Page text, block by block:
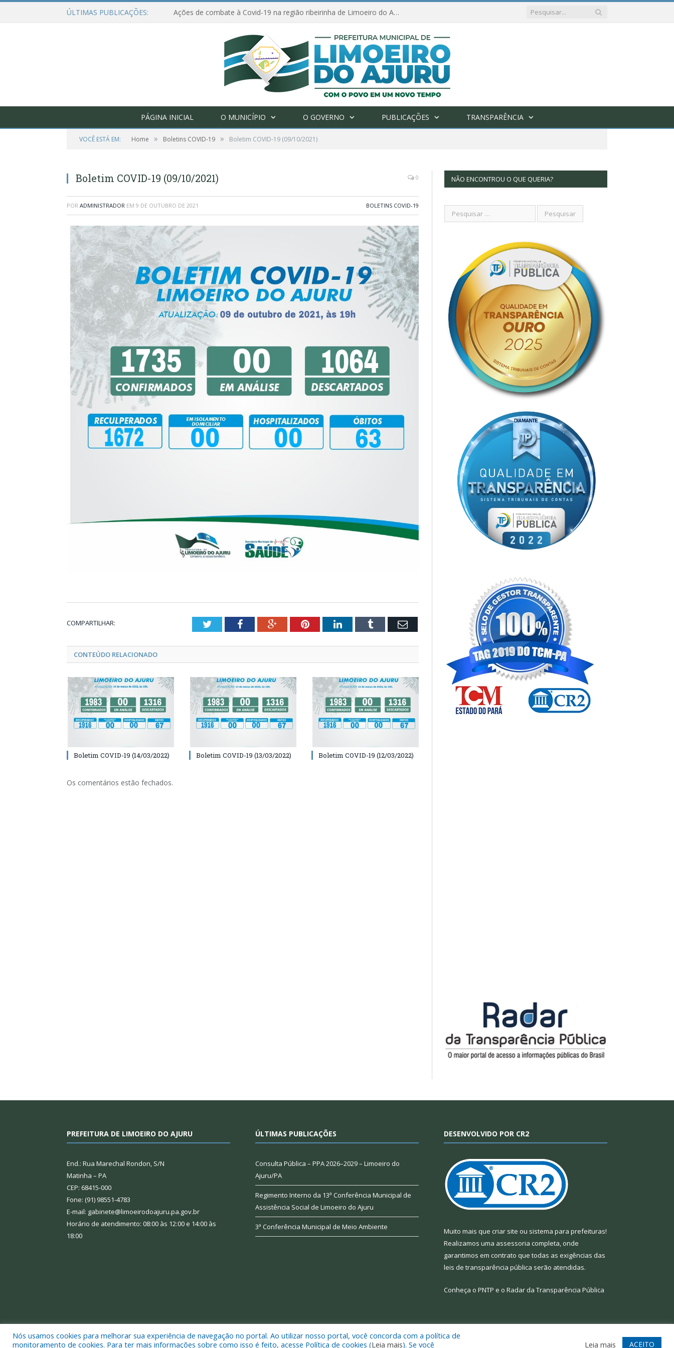
ÚLTIMAS PUBLICAÇÕES: Ações de combate à Covid-19 na região ribeirinha de Limoeiro do Ajuru continuam
PÁGINA INICIAL O MUNICÍPIO O GOVERNO PUBLICAÇÕES TRANSPARÊNCIA
VOCÊ ESTÁ EM: Home » Boletins COVID-19 » Boletim COVID-19 (09/10/2021)
Boletim COVID-19 (09/10/2021) 0
POR ADMINISTRADOR EM 9 DE OUTUBRO DE 2021 BOLETINS COVID-19
COMPARTILHAR: TwitterFacebookGoogle+PinterestLinkedInTumblr Email
CONTEÚDO RELACIONADO
Boletim COVID-19 (14/03/2022) Boletim COVID-19 (13/03/2022) Boletim COVID-19 (12/03/2022)
Os comentários estão fechados.
NÃO ENCONTROU O QUE QUERIA?
PREFEITURA DE LIMOEIRO DO AJURU
End.: Rua Marechal Rondon, S/N
Matinha – PA
CEP: 68415-000
Fone: (91) 98551-4783
E-mail: gabinete@limoeirodoajuru.pa.gov.br
Horário de atendimento: 08:00 às 12:00 e 14:00 às
18:00
ÚLTIMAS PUBLICAÇÕES
Consulta Pública – PPA 2026–2029 – Limoeiro do
Ajuru/PA
Regimento Interno da 13ª Conferência Municipal de
Assistência Social de Limoeiro do Ajuru
3ª Conferência Municipal de Meio Ambiente
DESENVOLVIDO POR CR2
Muito mais que criar site ou sistema para prefeituras!
Realizamos uma assessoria completa, onde
garantimos em contrato que todas as exigências das
leis de transparência pública serão atendidas.
Conheça o PNTP e o Radar da Transparência Pública
Todos os direitos reservados a Prefeitura Municipal de Limoeiro do Ajuru. Mapa do Site Acessar Webmail
Nós usamos cookies para melhorar sua experiência de navegação no portal. Ao utilizar nosso portal, você concorda com a política de
monitoramento de cookies. Para ter mais informações sobre como isso é feito, acesse Política de cookies (Leia mais). Se você Leia mais ACEITO